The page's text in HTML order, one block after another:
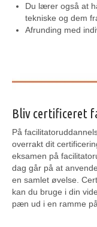
Du lærer også at
tekniske og dem
Afrunding med
Bliv certificeret
På
overrakt dit
eksamen på
dag går på at
en samlet øvelse.
kan du bruge i din
pæn ud i en ramme